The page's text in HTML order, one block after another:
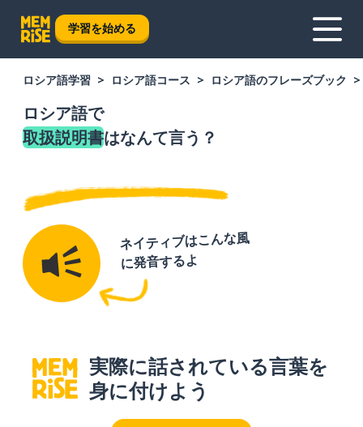
学習を始める
ロシア語学習 ロシア語コース ロシア語のフレーズブック
ロシア語で
取扱説明書はなんて言う？
ネイティブはこんな風
に発音するよ
実際に話されている言葉を
身に付けよう